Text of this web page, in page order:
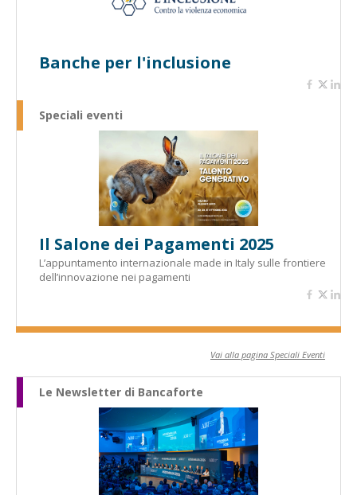
Banche per l'inclusione
Speciali eventi
Il Salone dei Pagamenti 2025
L’appuntamento internazionale made in Italy sulle frontiere
dell’innovazione nei pagamenti
Vai alla pagina Speciali Eventi
Le Newsletter di Bancaforte